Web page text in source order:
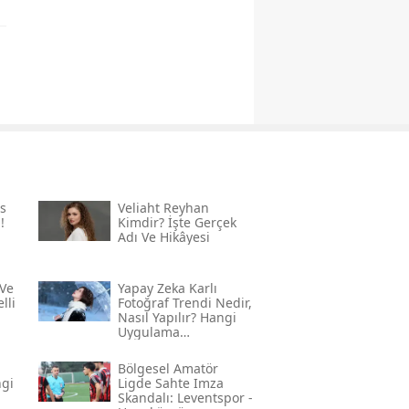
Veliaht Reyhan
Kimdir? İşte Gerçek
Adı Ve Hikâyesi
Yapay Zeka Karlı
Fotoğraf Trendi Nedir,
Nasıl Yapılır? Hangi
Uygulama
Adım Adım Rehber
Bölgesel Amatör
Ligde Sahte Imza
Skandalı: Leventspor -